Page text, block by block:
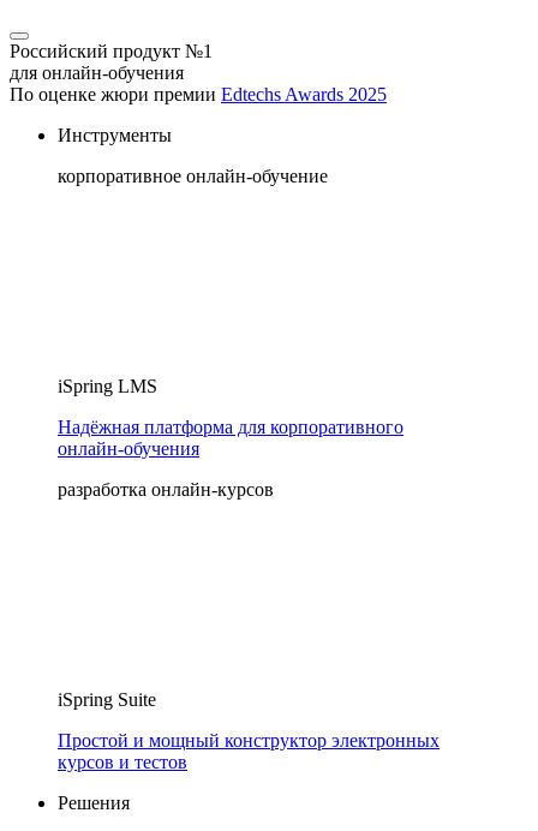
Российский продукт №1
для онлайн-обучения
По оценке жюри премии Edtechs Awards 2025
Инструменты
корпоративное онлайн-обучение
iSpring LMS
Надёжная платформа для корпоративного
онлайн‑обучения
разработка онлайн-курсов
iSpring Suite
Простой и мощный конструктор электронных
курсов и тестов
Решения